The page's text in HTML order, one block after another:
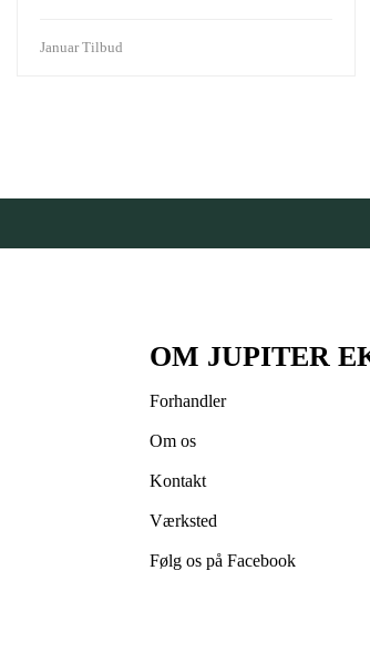
Januar Tilbud
OM JUPITER
Forhandler
Om os
Kontakt
Værksted
Følg os på Facebook